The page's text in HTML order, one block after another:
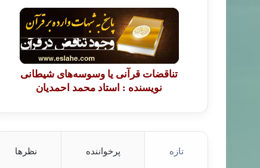
تناقضات قرآنی یا وسوسه‌های شیطانی
نویسنده : استاد محمد احمدیان
تازه پرخواننده نظرها